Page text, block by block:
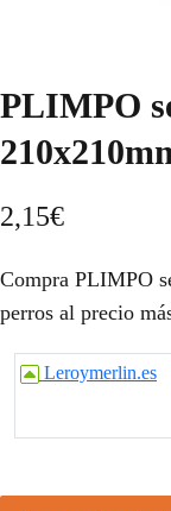
PLIMPO
2,15€
Compra PLIMPO
perros al precio
Leroymerlin.es